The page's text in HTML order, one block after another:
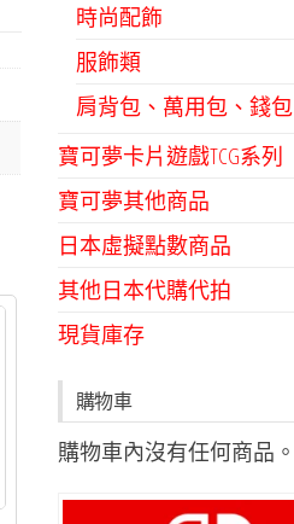
時尚配飾
服飾類
肩背包、萬用包、錢包
寶可夢卡片遊戲TCG系列
寶可夢其他商品
日本虛擬點數商品
其他日本代購代拍
現貨庫存
購物車
購物車內沒有任何商品。